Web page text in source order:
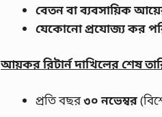
বেতন বা ব্যবসায়িক
যেকোনো প্রযোজ্য কর
আয়কর রিটার্ন দাখিলের শেষ
প্রতি বছর৩০ নভেম্বর